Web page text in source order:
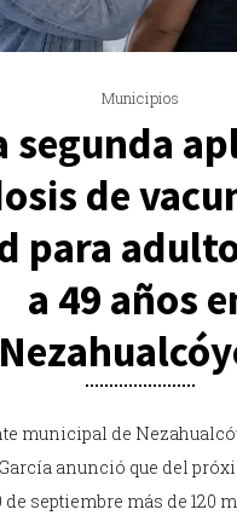
Municipios
segunda
de
para
a 49 años
municipal de
anunció que del
de septiembre más de 120